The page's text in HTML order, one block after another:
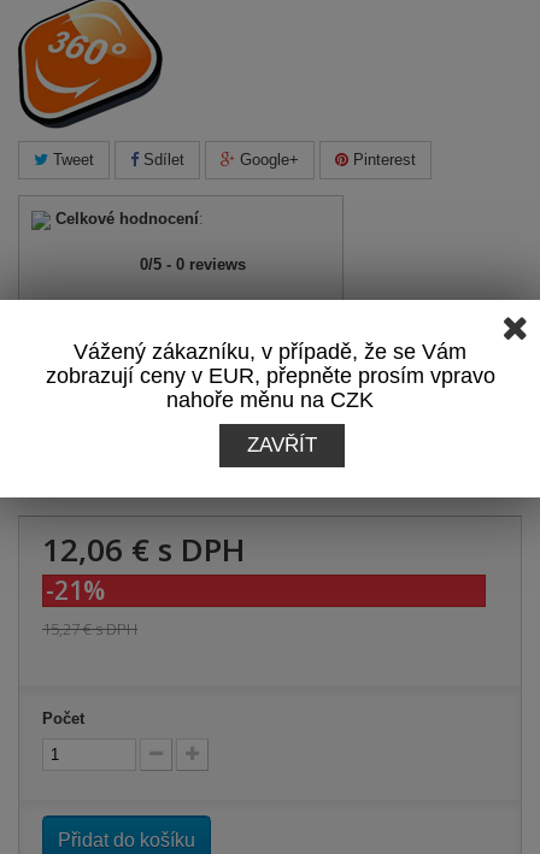
Tweet Sdílet Google+ Pinterest
Celkové hodnocení:
0/5 - 0 reviews
Přidat recenzi
Zobrazit recenze
12,06 € s DPH
-21%
15,27 €s DPH
Počet
Přidat do košíku
Vážený zákazníku, v případě, že se Vám
zobrazují ceny v EUR, přepněte prosím vpravo
nahoře měnu na CZK
ZAVŘÍT